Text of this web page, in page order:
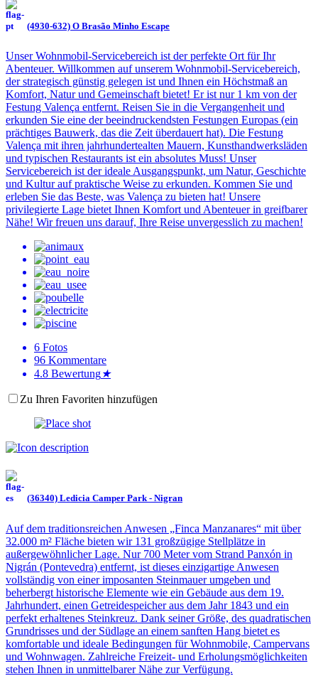
(4930-632) O Brasão Minho Escape
Unser Wohnmobil-Servicebereich ist der perfekte Ort für Ihr
Abenteuer. Willkommen auf unserem Wohnmobil-Servicebereich,
der strategisch günstig gelegen ist und Ihnen ein Höchstmaß an
Komfort, Natur und Gemeinschaft bietet! Er ist nur 1 km von der
Festung Valença entfernt. Reisen Sie in die Vergangenheit und
erkunden Sie eine der beeindruckendsten Festungen Europas (ein
prächtiges Bauwerk, das die Zeit überdauert hat). Die Festung
Valença mit ihren jahrhundertealten Mauern, Kunsthandwerksläden
und typischen Restaurants ist ein absolutes Muss! Unser
Servicebereich ist der ideale Ausgangspunkt, um Natur, Geschichte
und Kultur auf praktische Weise zu erkunden. Kommen Sie und
erleben Sie das Beste, was Valença zu bieten hat! Unsere
privilegierte Lage bietet Ihnen Komfort und Abenteuer in greifbarer
Nähe! Wir freuen uns darauf, Ihre Reise unvergesslich zu machen!
6 Fotos
96 Kommentare
4.8 Bewertung★
Zu Ihren Favoriten hinzufügen
(36340) Ledicia Camper Park - Nigran
Auf dem traditionsreichen Anwesen „Finca Manzanares“ mit über
32.000 m² Fläche bieten wir 131 großzügige Stellplätze in
außergewöhnlicher Lage. Nur 700 Meter vom Strand Panxón in
Nigrán (Pontevedra) entfernt, ist dieses einzigartige Anwesen
vollständig von einer imposanten Steinmauer umgeben und
beherbergt historische Elemente wie ein Gebäude aus dem 19.
Jahrhundert, einen Getreidespeicher aus dem Jahr 1843 und ein
perfekt erhaltenes Steinkreuz. Dank seiner Größe, des quadratischen
Grundrisses und der Südlage an einem sanften Hang bietet es
komfortable und ideale Bedingungen für Wohnmobile, Campervans
und Wohnwagen. Zahlreiche Freizeit- und Erholungsmöglichkeiten
stehen Ihnen in unmittelbarer Nähe zur Verfügung.